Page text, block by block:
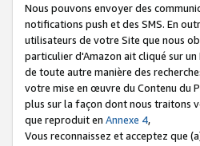
Nous pouvons envoyer des
notifications push et des SMS. En
utilisateurs de votre Site que nous
particulier d'Amazon ait cliqué sur
de toute autre manière des
votre mise en œuvre du Contenu du
plus sur la façon dont nous traitons
que reproduit en Annexe 4,
Vous reconnaissez et acceptez que